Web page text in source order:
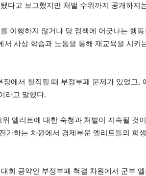
다고 보고했지만 처벌 수위까지 공개하지
이행하지 않거나 당 정책에 어긋나는 행
서 사상 학습과 노동을 통해 재교육을 시키
에서 철직될 때 부정부패 문제가 있었고,
라고 말했다.
엘리트에 대한 숙청과 처벌이 지속될 것
가하는 차원에서 경제부문 엘리트들의 희
회 공약인 부정부패 척결 차원에서 군부